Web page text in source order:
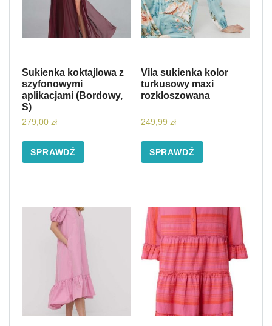
Sukienka koktajlowa z
szyfonowymi
aplikacjami (Bordowy,
S)
279,00 zł
SPRAWDŹ
Vila sukienka kolor
turkusowy maxi
rozkloszowana
249,99 zł
SPRAWDŹ